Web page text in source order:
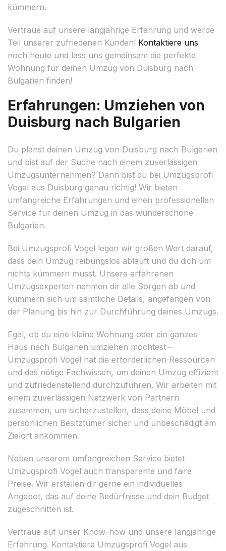
kümmern.
Vertraue auf unsere langjährige Erfahrung und werde
Teil unserer zufriedenen Kunden! Kontaktiere uns
noch heute und lass uns gemeinsam die perfekte
Wohnung für deinen Umzug von Duisburg nach
Bulgarien finden!
Erfahrungen: Umziehen von
Duisburg nach Bulgarien
Du planst deinen Umzug von Duisburg nach Bulgarien
und bist auf der Suche nach einem zuverlässigen
Umzugsunternehmen? Dann bist du bei Umzugsprofi
Vogel aus Duisburg genau richtig! Wir bieten
umfangreiche Erfahrungen und einen professionellen
Service für deinen Umzug in das wunderschöne
Bulgarien.
Bei Umzugsprofi Vogel legen wir großen Wert darauf,
dass dein Umzug reibungslos abläuft und du dich um
nichts kümmern musst. Unsere erfahrenen
Umzugsexperten nehmen dir alle Sorgen ab und
kümmern sich um sämtliche Details, angefangen von
der Planung bis hin zur Durchführung deines Umzugs.
Egal, ob du eine kleine Wohnung oder ein ganzes
Haus nach Bulgarien umziehen möchtest –
Umzugsprofi Vogel hat die erforderlichen Ressourcen
und das nötige Fachwissen, um deinen Umzug effizient
und zufriedenstellend durchzuführen. Wir arbeiten mit
einem zuverlässigen Netzwerk von Partnern
zusammen, um sicherzustellen, dass deine Möbel und
persönlichen Besitztümer sicher und unbeschädigt am
Zielort ankommen.
Neben unserem umfangreichen Service bietet
Umzugsprofi Vogel auch transparente und faire
Preise. Wir erstellen dir gerne ein individuelles
Angebot, das auf deine Bedürfnisse und dein Budget
zugeschnitten ist.
Vertraue auf unser Know-how und unsere langjährige
Erfahrung. Kontaktiere Umzugsprofi Vogel aus